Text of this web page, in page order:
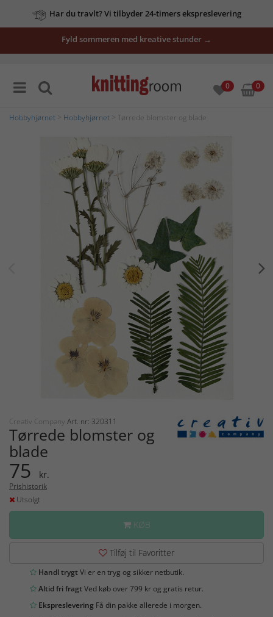
Har du travlt? Vi tilbyder 24-timers ekspreslevering
Fyld sommeren med kreative stunder →
0 0
Hobbyhjørnet Hobbyhjørnet > Tørrede blomster og blade
Creativ Company Art. nr: 320311
Tørrede blomster og
blade
75 kr.
Prishistorik
Utsolgt
KØB
Tilføj til Favoritter
Handl trygtVi er en tryg og sikker netbutik.
Altid fri fragtVed køb over 799 kr og gratis retur.
Ekspreslevering Få din pakke allerede i morgen.